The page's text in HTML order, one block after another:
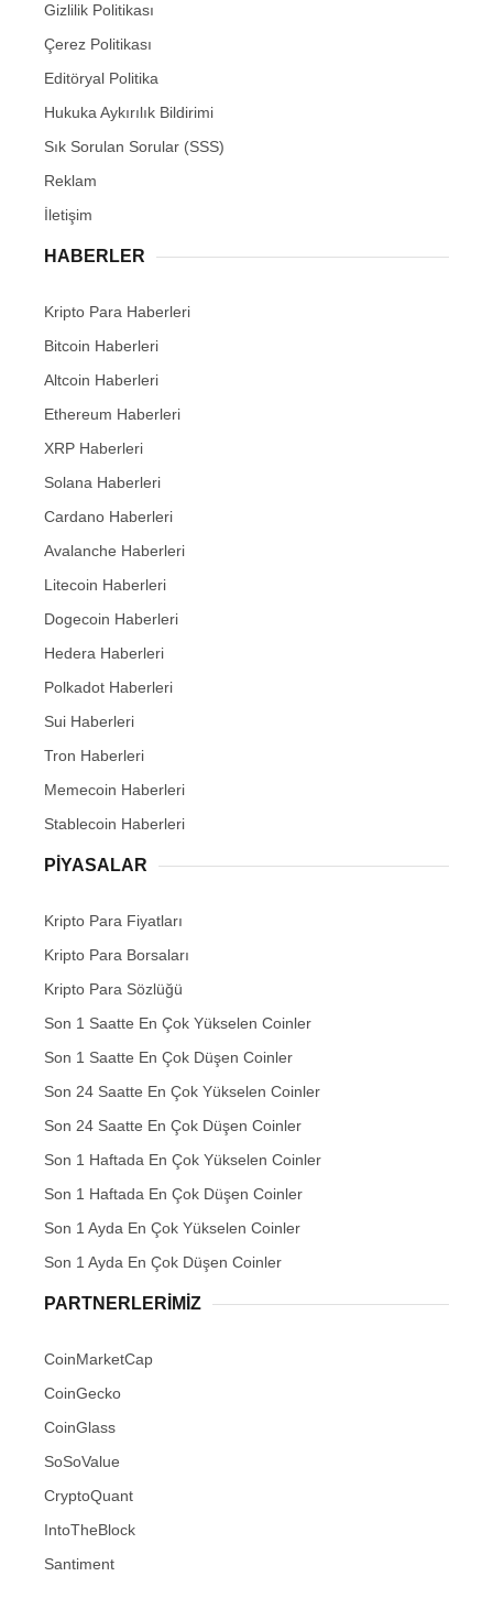
Gizlilik Politikası
Çerez Politikası
Editöryal Politika
Hukuka Aykırılık Bildirimi
Sık Sorulan Sorular (SSS)
Reklam
İletişim
HABERLER
Kripto Para Haberleri
Bitcoin Haberleri
Altcoin Haberleri
Ethereum Haberleri
XRP Haberleri
Solana Haberleri
Cardano Haberleri
Avalanche Haberleri
Litecoin Haberleri
Dogecoin Haberleri
Hedera Haberleri
Polkadot Haberleri
Sui Haberleri
Tron Haberleri
Memecoin Haberleri
Stablecoin Haberleri
PIYASALAR
Kripto Para Fiyatları
Kripto Para Borsaları
Kripto Para Sözlüğü
Son 1 Saatte En Çok Yükselen Coinler
Son 1 Saatte En Çok Düşen Coinler
Son 24 Saatte En Çok Yükselen Coinler
Son 24 Saatte En Çok Düşen Coinler
Son 1 Haftada En Çok Yükselen Coinler
Son 1 Haftada En Çok Düşen Coinler
Son 1 Ayda En Çok Yükselen Coinler
Son 1 Ayda En Çok Düşen Coinler
PARTNERLERIMIZ
CoinMarketCap
CoinGecko
CoinGlass
SoSoValue
CryptoQuant
IntoTheBlock
Santiment